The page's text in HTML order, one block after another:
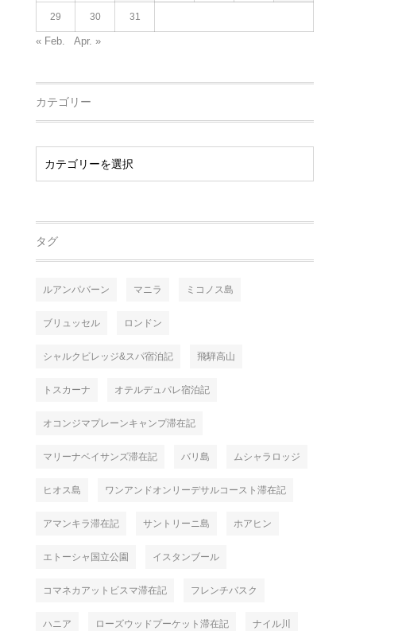
29 30 31
« Feb. Apr. »
カテゴリー
タグ
ルアンパバーン マニラ ミコノス島
ブリュッセル ロンドン
シャルクビレッジ&スパ宿泊記 飛騨高山
トスカーナ オテルデュパレ宿泊記
オコンジマプレーンキャンプ滞在記
マリーナベイサンズ滞在記 バリ島 ムシャラロッジ
ヒオス島 ワンアンドオンリーデサルコースト滞在記
アマンキラ滞在記 サントリーニ島 ホアヒン
エトーシャ国立公園 イスタンブール
コマネカアットビスマ滞在記 フレンチバスク
ハニア ローズウッドプーケット滞在記 ナイル川